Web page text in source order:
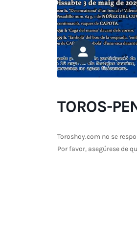
TOROS-
Toroshoy.com no se
Por favor, asegúrese de